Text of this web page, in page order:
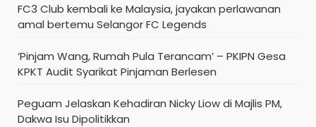
FC3 Club kembali ke Malaysia, jayakan perlawanan
amal bertemu Selangor FC Legends
‘Pinjam Wang, Rumah Pula Terancam’ – PKIPN Gesa
KPKT Audit Syarikat Pinjaman Berlesen
Peguam Jelaskan Kehadiran Nicky Liow di Majlis PM,
Dakwa Isu Dipolitikkan